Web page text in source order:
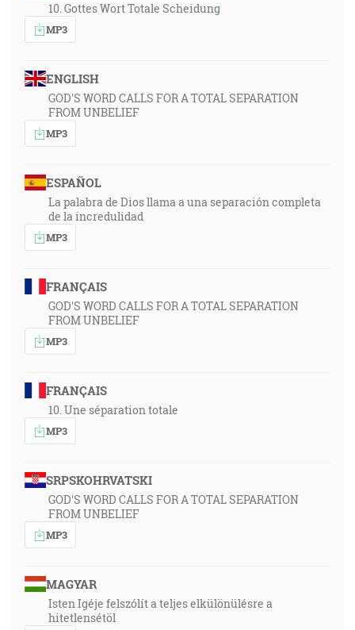
10. Gottes Wort Totale Scheidung
MP3
ENGLISH
GOD'S WORD CALLS FOR A TOTAL SEPARATION
FROM UNBELIEF
MP3
ESPAÑOL
La palabra de Dios llama a una separación completa
de la incredulidad
MP3
FRANÇAIS
GOD'S WORD CALLS FOR A TOTAL SEPARATION
FROM UNBELIEF
MP3
FRANÇAIS
10. Une séparation totale
MP3
SRPSKOHRVATSKI
GOD'S WORD CALLS FOR A TOTAL SEPARATION
FROM UNBELIEF
MP3
MAGYAR
Isten Igéje felszólít a teljes elkülönülésre a
hitetlensétöl